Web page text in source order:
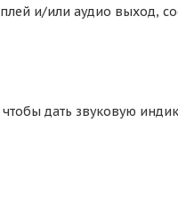
и/или аудио выход,
дать звуковую